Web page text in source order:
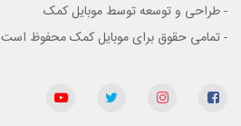
- طراحی و توسعه توسط موبایل کمک
- تمامی حقوق برای موبایل کمک محفوظ است